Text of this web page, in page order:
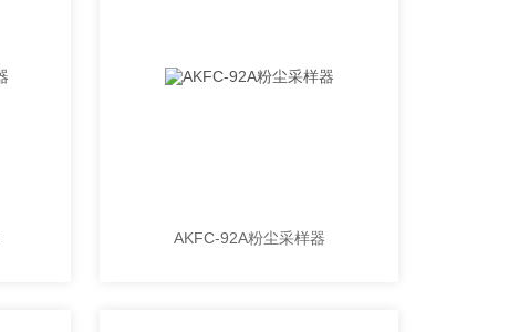
AKFC-92A粉尘采样器